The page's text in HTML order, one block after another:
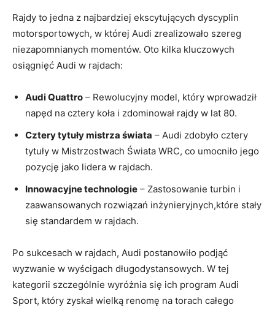
Rajdy to jedna z najbardziej ekscytujących dyscyplin
motorsportowych, w której Audi zrealizowało szereg
niezapomnianych momentów. Oto kilka kluczowych
osiągnięć Audi w rajdach:
Audi Quattro – Rewolucyjny model, który wprowadził
napęd na cztery koła i zdominował rajdy w lat 80.
Cztery tytuły mistrza świata – Audi zdobyło cztery
tytuły w Mistrzostwach Świata WRC, co umocniło jego
pozycję jako lidera w rajdach.
Innowacyjne technologie – Zastosowanie turbin i
zaawansowanych rozwiązań inżynieryjnych,które stały
się standardem w rajdach.
Po sukcesach w rajdach, Audi postanowiło podjąć
wyzwanie w wyścigach długodystansowych. W tej
kategorii szczególnie wyróżnia się ich program Audi
Sport, który zyskał wielką renomę na torach całego